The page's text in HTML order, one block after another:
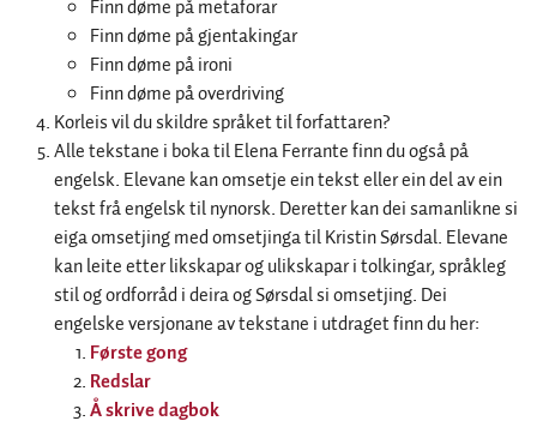
Finn døme på metaforar
Finn døme på gjentakingar
Finn døme på ironi
Finn døme på overdriving
Korleis vil du skildre språket til forfattaren?
Alle tekstane i boka til Elena Ferrante finn du også på
engelsk. Elevane kan omsetje ein tekst eller ein del av ein
tekst frå engelsk til nynorsk. Deretter kan dei samanlikne si
eiga omsetjing med omsetjinga til Kristin Sørsdal. Elevane
kan leite etter likskapar og ulikskapar i tolkingar, språkleg
stil og ordforråd i deira og Sørsdal si omsetjing. Dei
engelske versjonane av tekstane i utdraget finn du her:
Første gong
Redslar
Å skrive dagbok